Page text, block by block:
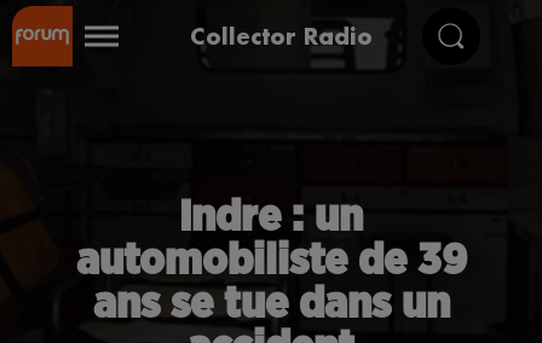
Collector Radio
Indre : un
automobiliste de 39
ans se tue dans un